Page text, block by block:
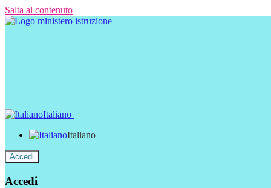
Salta al contenuto
Italiano
Italiano
Accedi
Accedi